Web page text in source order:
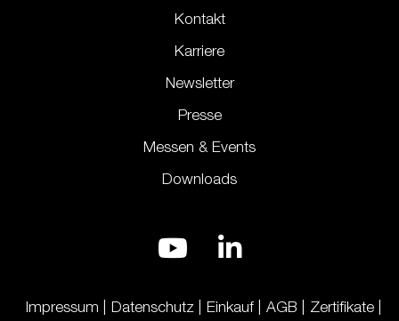
Kontakt
Karriere
Newsletter
Presse
Messen & Events
Downloads
Impressum Datenschutz Einkauf AGB
Zertifikate